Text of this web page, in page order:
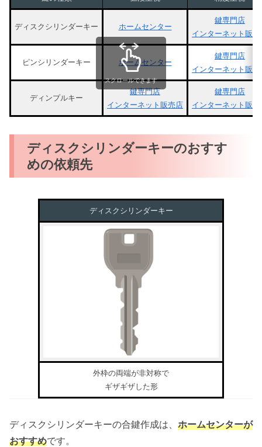
ディスクシリンダーキー ホームセンター
鍵専門店
インターネット販売
ピンシリンダーキー ホームセンター
鍵専門店
インターネット販売
ディンプルキー
鍵専門店
インターネット販売店
鍵専門店
インターネット販売
スクロールできます
ディスクシリンダーキーのおすす
めの依頼先
ディスクシリンダーキー
外枠の両端が非対称で
ギザギザした形
ディスクシリンダーキーの合鍵作成は、 ホームセンターが
おすすめです。